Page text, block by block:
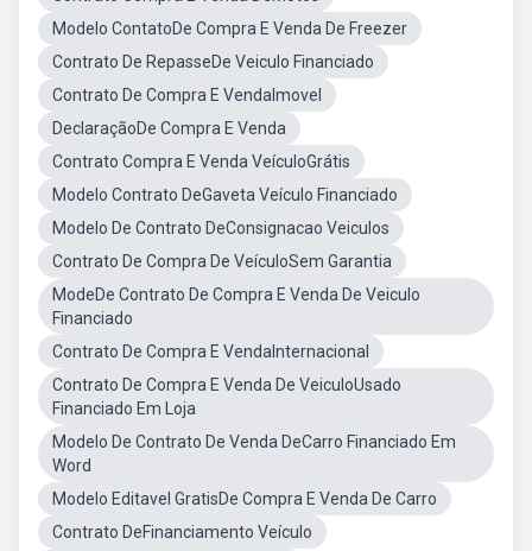
Modelo ContatoDe Compra E Venda De Freezer
Contrato De RepasseDe Veiculo Financiado
Contrato De Compra E VendaImovel
DeclaraçãoDe Compra E Venda
Contrato Compra E Venda VeículoGrátis
Modelo Contrato DeGaveta Veículo Financiado
Modelo De Contrato DeConsignacao Veiculos
Contrato De Compra De VeículoSem Garantia
ModeDe Contrato De Compra E Venda De Veiculo
Financiado
Contrato De Compra E VendaInternacional
Contrato De Compra E Venda De VeiculoUsado
Financiado Em Loja
Modelo De Contrato De Venda DeCarro Financiado Em
Word
Modelo Editavel GratisDe Compra E Venda De Carro
Contrato DeFinanciamento Veículo